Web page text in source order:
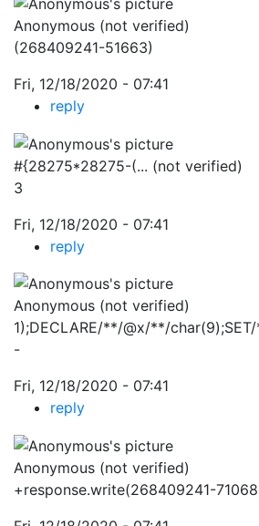
Anonymous (not verified)
(268409241-51663)
Fri, 12/18/2020 - 07:41
reply
#{28275*28275-(... (not verified)
3
Fri, 12/18/2020 - 07:41
reply
Anonymous (not verified)
1);DECLARE/**/@x/**/
-
Fri, 12/18/2020 - 07:41
reply
Anonymous (not verified)
+response.write(268409241-